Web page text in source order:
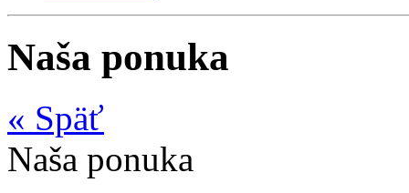
Naša ponuka
« Späť
Naša ponuka